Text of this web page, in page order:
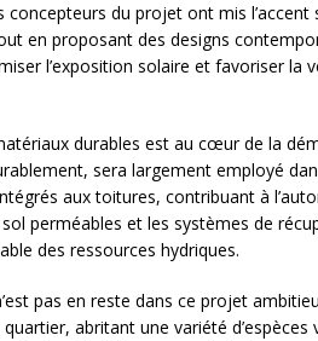
concepteurs du projet ont mis
en proposant des designs
l’exposition solaire et favoriser la
durables est au cœur de la
sera largement employé
aux toitures, contribuant à
perméables et les systèmes de
des ressources hydriques.
pas en reste dans ce projet
abritant une variété